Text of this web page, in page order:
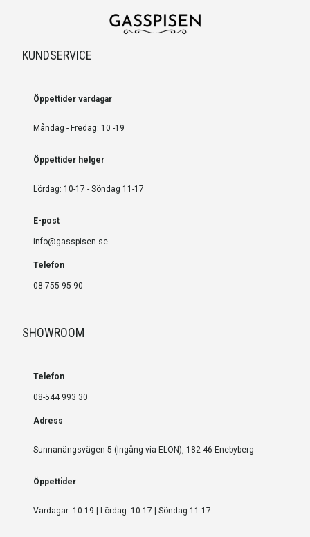
KUNDSERVICE
Öppettider vardagar
Måndag - Fredag: 10 -19
Öppettider helger
Lördag: 10-17 - Söndag 11-17
E-post
info@gasspisen.se
Telefon
08-755 95 90
SHOWROOM
Telefon
08-544 993 30
Adress
Sunnanängsvägen 5 (Ingång via ELON), 182 46 Enebyberg
Öppettider
Vardagar: 10-19 | Lördag: 10-17 | Söndag 11-17